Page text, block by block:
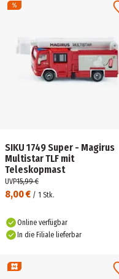
SIKU 1749 Super - Magirus
Multistar TLF mit
Teleskopmast
8,00 € / 1 Stk.
UVP15,99 €
Online verfügbar
In die Filiale lieferbar